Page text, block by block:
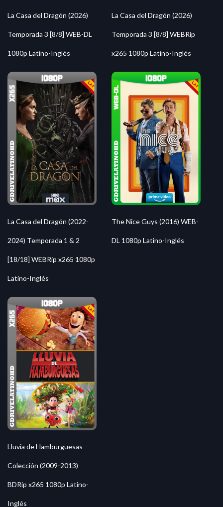
La Casa del Dragón (2026)
Temporada 3 [8/8] WEB-DL
1080p Latino-Inglés
La Casa del Dragón (2026)
Temporada 3 [8/8] WEBRip
x265 1080p Latino-Inglés
La Casa del Dragón (2022-
2024) Temporada 1 & 2
[18/18] WEBRip x265 1080p
Latino-Inglés
The Nice Guys (2016) WEB-
DL 1080p Latino-Inglés
Lluvia de Hamburguesas –
Colección (2009-2013)
BDRip x265 1080p Latino-
Inglés